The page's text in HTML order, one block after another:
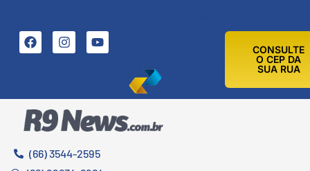
CONSULTE
O CEP DA
SUA RUA
(66) 3544-2595